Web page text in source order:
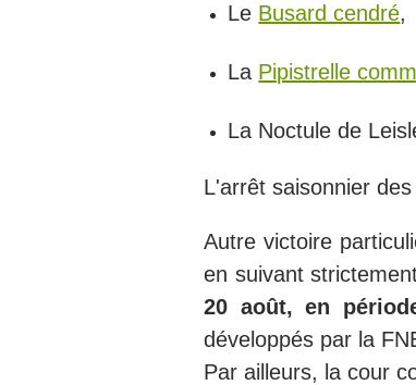
Le Busard cendré,
La Pipistrelle
La Noctule de
L'arrêt saisonnier
Autre victoire
en suivant
20 août, en
développés par la
Par ailleurs, la cour